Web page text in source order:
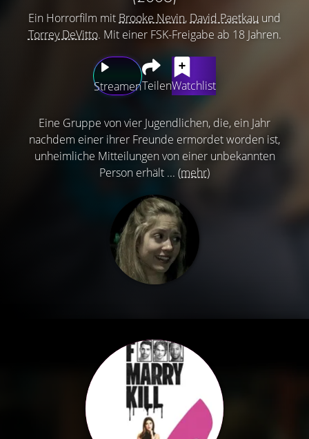
Ein Horrorfilm mit Brooke Nevin, David Paetkau und
Torrey DeVitto. Mit einer FSK-Freigabe ab 18 Jahren.
StreamenTeilenWatchlist
Eine Gruppe von vier Jugendlichen, die, ein Jahr
nachdem einer ihrer Freunde ermordet worden ist,
unheimliche Mitteilungen von einer unbekannten
Person erhält ... (mehr)